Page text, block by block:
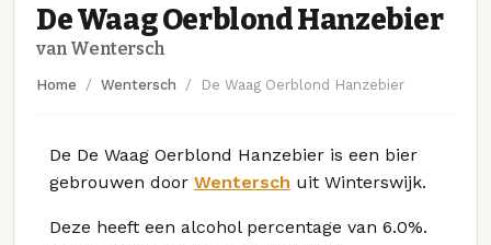
De Waag Oerblond Hanzebier
van Wentersch
Home Wentersch De Waag Oerblond Hanzebier
De De Waag Oerblond Hanzebier is een bier
gebrouwen door Wentersch uit Winterswijk.
Deze heeft een alcohol percentage van 6.0%.